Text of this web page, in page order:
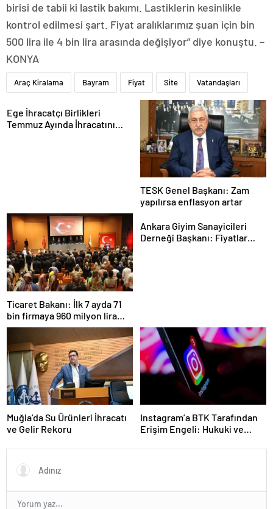
birisi de tabii ki lastik bakımı. Lastiklerin kesinlikle
kontrol edilmesi şart. Fiyat aralıklarımız şuan için bin
500 lira ile 4 bin lira arasında değişiyor” diye konuştu. –
KONYA
Araç Kiralama Bayram Fiyat Site Vatandaşları
Ege İhracatçı Birlikleri
Temmuz Ayında İhracatını
TESK Genel Başkanı: Zam
yapılırsa enflasyon artar
Ticaret Bakanı: İlk 7 ayda 71
bin firmaya 960 milyon lira
ceza uygulandı
Ankara Giyim Sanayicileri
Derneği Başkanı: Fiyatlar
Muğla’da Su Ürünleri İhracatı
ve Gelir Rekoru
Instagram’a BTK Tarafından
Erişim Engeli: Hukuki ve